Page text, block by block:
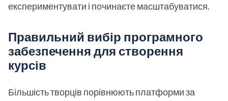
експериментувати і починаєте масштабуватися.
Правильний вибір програмного
забезпечення для створення
курсів
Більшість творців порівнюють платформи за